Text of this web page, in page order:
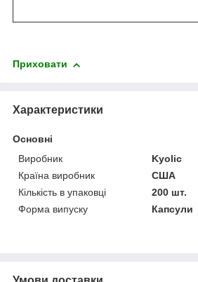
Приховати
Характеристики
Основні
Виробник
Kyolic
Країна виробник
США
Кількість в упаковці
200 шт.
Форма випуску
Капсули